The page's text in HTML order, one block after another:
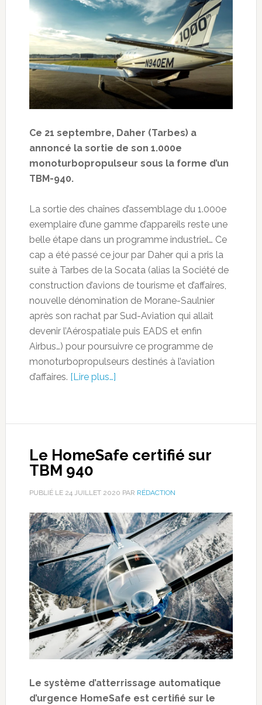
Ce 21 septembre, Daher (Tarbes) a
annoncé la sortie de son 1.000e
monoturbopropulseur sous la forme d’un
TBM-940.
La sortie des chaînes d’assemblage du 1.000e
exemplaire d’une gamme d’appareils reste une
belle étape dans un programme industriel… Ce
cap a été passé ce jour par Daher qui a pris la
suite à Tarbes de la Socata (alias la Société de
construction d’avions de tourisme et d’affaires,
nouvelle dénomination de Morane-Saulnier
après son rachat par Sud-Aviation qui allait
devenir l’Aérospatiale puis EADS et enfin
Airbus…) pour poursuivre ce programme de
monoturbopropulseurs destinés à l’aviation
d’affaires. [Lire plus…]
Le HomeSafe certifié sur
TBM 940
PUBLIÉ LE 24 JUILLET 2020 PAR RÉDACTION
Le système d’atterrissage automatique
d’urgence HomeSafe est certifié sur le